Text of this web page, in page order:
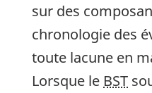
sur des
chronologie des
toute lacune en
Lorsque le BST